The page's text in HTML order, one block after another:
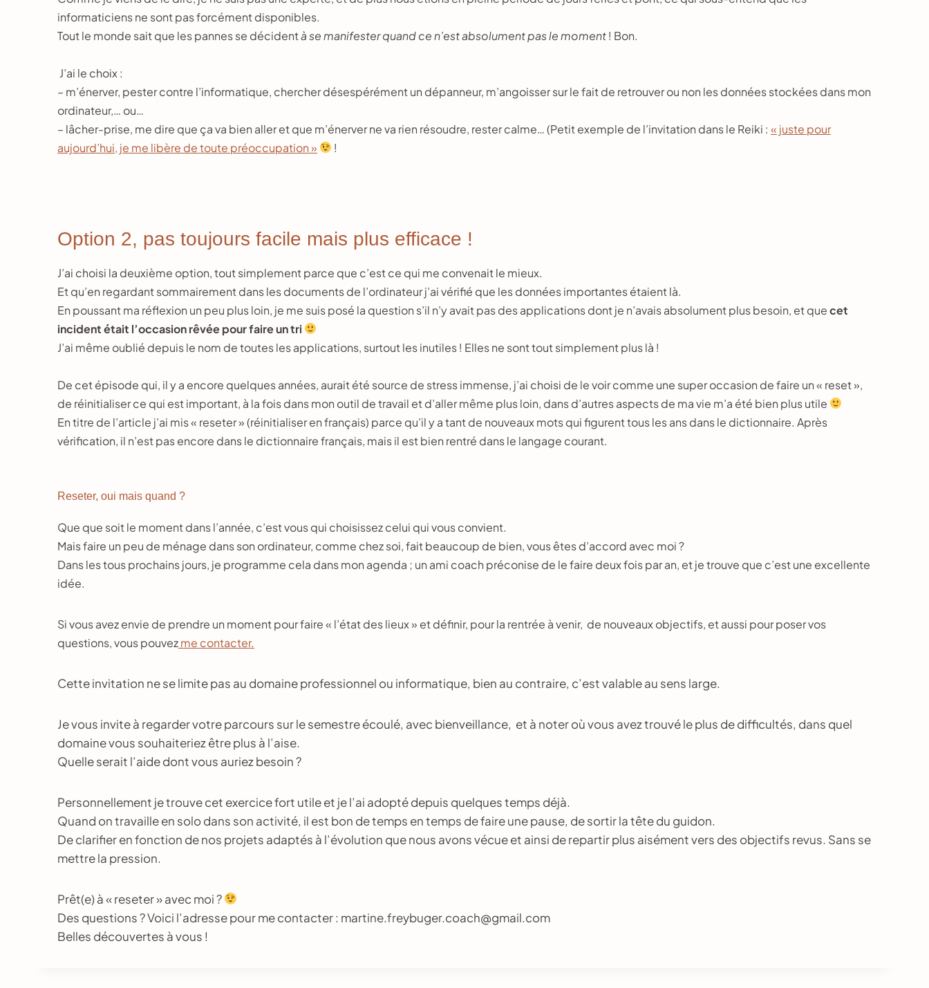
informaticiens ne sont pas forcément disponibles.
Tout le monde sait que les pannes se décidentà se manifester quand ce n’est absolument pas le moment! Bon.
J’ai le choix :
– m’énerver, pester contre l’informatique, chercher désespérément un dépanneur, m’angoisser sur le fait de retrouver ou non les données stockées dans mon
ordinateur,… ou…
– lâcher-prise, me dire que ça va bien aller et que m’énerver ne va rien résoudre, rester calme… (Petit exemple de l’invitation dans le Reiki : « juste pour
aujourd’hui, je me libère de toute préoccupation »
!
Option 2, pas toujours facile mais plus efficace !
J’ai choisi la deuxième option, tout simplement parce que c’est ce qui me convenait le mieux.
Et qu’en regardant sommairement dans les documents de l’ordinateur j’ai vérifié que les données importantes étaient là.
En poussant ma réflexion un peu plus loin, je me suis posé la question s’il n’y avait pas des applications dont je n’avais absolument plus besoin, et quecet
incident était l’occasion rêvée pour faire un tri
J’ai même oublié depuis le nom de toutes les applications, surtout les inutiles ! Elles ne sont tout simplement plus là !
De cet épisode qui, il y a encore quelques années, aurait été source de stress immense, j’ai choisi de le voir comme une super occasion de faire un « reset »,
de réinitialiser ce qui est important, à la fois dans mon outil de travail et d’aller même plus loin, dans d’autres aspects de ma vie m’a été bien plus utile
En titre de l’article j’ai mis « reseter » (réinitialiser en français) parce qu’il y a tant de nouveaux mots qui figurent tous les ans dans le dictionnaire. Après
vérification, il n’est pas encore dans le dictionnaire français, mais il est bien rentré dans le langage courant.
Reseter, oui mais quand ?
Que que soit le moment dans l’année, c’est vous qui choisissez celui qui vous convient.
Mais faire un peu de ménage dans son ordinateur, comme chez soi, fait beaucoup de bien, vous êtes d’accord avec moi ?
Dans les tous prochains jours, je programme cela dans mon agenda ; un ami coach préconise de le faire deux fois par an, et je trouve que c’est une excellente
idée.
Si vous avez envie de prendre un moment pour faire « l’état des lieux » et définir, pour la rentrée à venir, de nouveaux objectifs, et aussi pour poser vos
questions, vous pouvezme contacter.
Cette invitation ne se limite pas au domaine professionnel ou informatique, bien au contraire, c’est valable au sens large.
Je vous invite à regarder votre parcours sur le semestre écoulé, avec bienveillance, et à noter où vous avez trouvé le plus de difficultés, dans quel
domaine vous souhaiteriez être plus à l’aise.
Quelle serait l’aide dont vous auriez besoin ?
Personnellement je trouve cet exercice fort utile et je l’ai adopté depuis quelques temps déjà.
Quand on travaille en solo dans son activité, il est bon de temps en temps de faire une pause, de sortir la tête du guidon.
De clarifier en fonction de nos projets adaptés à l’évolution que nous avons vécue et ainsi de repartir plus aisément vers des objectifs revus. Sans se
mettre la pression.
Prêt(e) à « reseter » avec moi ?
Des questions ? Voici l’adresse pour me contacter : martine.freybuger.coach@gmail.com
Belles découvertes à vous !